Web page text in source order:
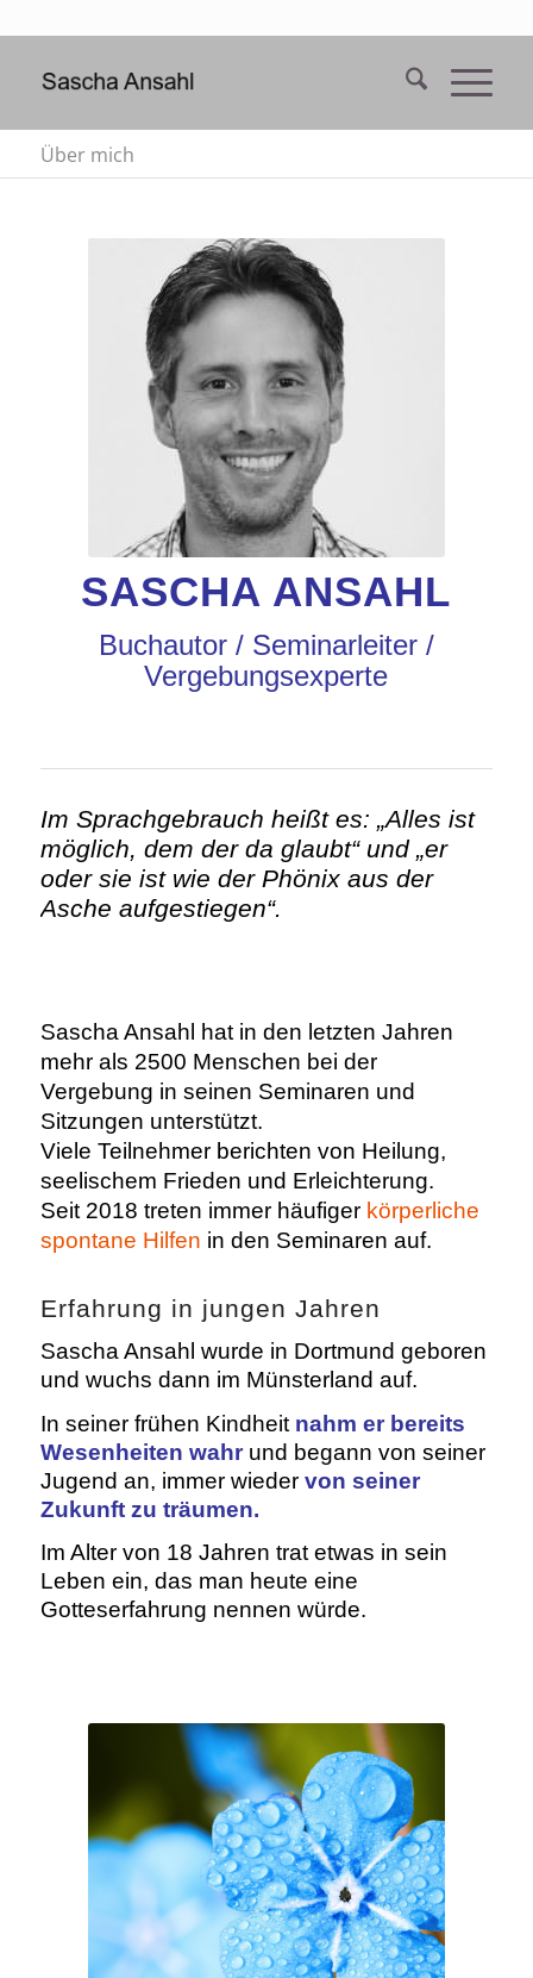
Über mich
SASCHA ANSAHL
Buchautor / Seminarleiter /
Vergebungsexperte
Im Sprachgebrauch heißt es: „Alles ist
möglich, dem der da glaubt“ und „er
oder sie ist wie der Phönix aus der
Asche aufgestiegen“.
Sascha Ansahl hat in den letzten Jahren
mehr als 2500 Menschen bei der
Vergebung in seinen Seminaren und
Sitzungen unterstützt.
Viele Teilnehmer berichten von Heilung,
seelischem Frieden und Erleichterung.
Seit 2018 treten immer häufiger körperliche
spontane Hilfen in den Seminaren auf.
Erfahrung in jungen Jahren
Sascha Ansahl wurde in Dortmund geboren
und wuchs dann im Münsterland auf.
In seiner frühen Kindheit nahm er bereits
Wesenheiten wahrund begann von seiner
Jugend an, immer wieder von seiner
Zukunft zu träumen.
Im Alter von 18 Jahren trat etwas in sein
Leben ein, das man heute eine
Gotteserfahrung nennen würde.